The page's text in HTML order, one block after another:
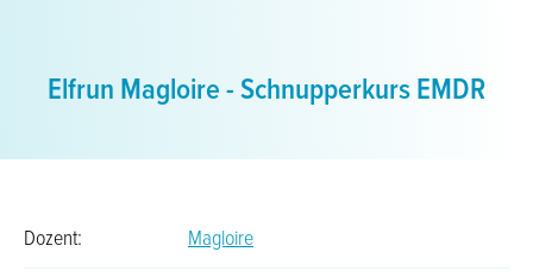
Elfrun Magloire - Schnupperkurs EMDR
Dozent: Magloire